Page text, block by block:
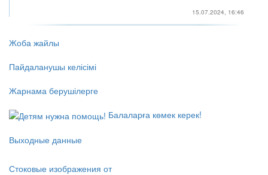
15.07.2024, 16:46
Жоба жайлы
Пайдаланушы келісімі
Жарнама берушілерге
Балаларға көмек керек!
Выходные данные
Стоковые изображения от